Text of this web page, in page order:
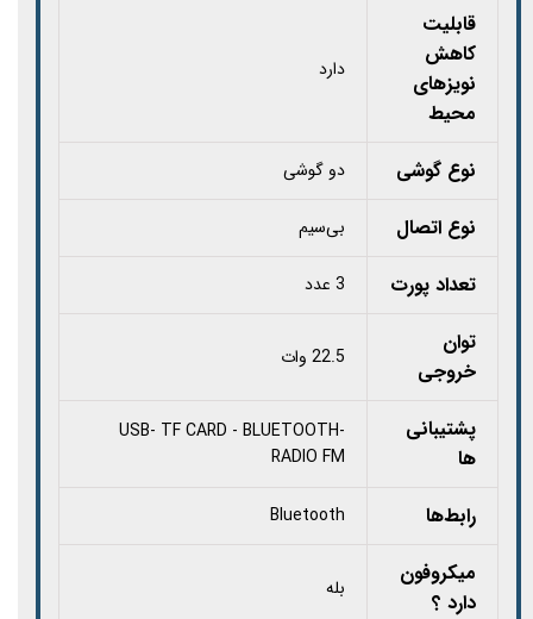
قابلیت
کاهش
نویزهای
محیط
دارد
نوع گوشی دو گوشی
نوع اتصال بی‌سیم
تعداد پورت 3 عدد
توان
خروجی
22.5 وات
پشتیبانی
ها
USB- TF CARD - BLUETOOTH-
RADIO FM
رابط‌ها Bluetooth
میکروفون
دارد ؟
بله